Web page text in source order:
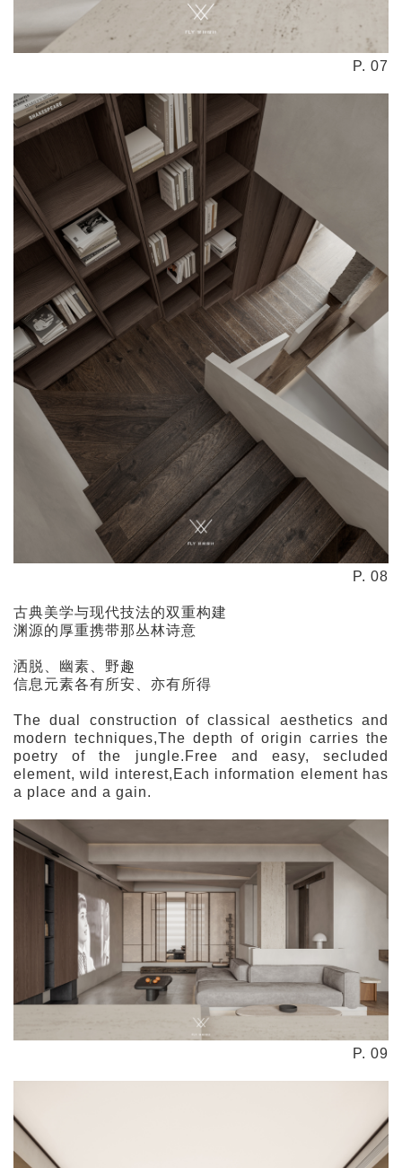
P. 07
P. 08
古典美学与现代技法的双重构建
渊源的厚重携带那丛林诗意
洒脱、幽素、野趣
信息元素各有所安、亦有所得
The dual construction of classical aesthetics and
modern techniques,The depth of origin carries the
poetry of the jungle.Free and easy, secluded
element, wild interest,Each information element has
a place and a gain.
P. 09